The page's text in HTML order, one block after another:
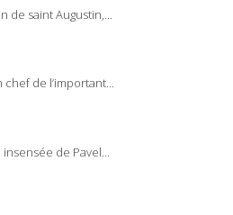
de saint Augustin,...
chef de l’important...
de Pavel...